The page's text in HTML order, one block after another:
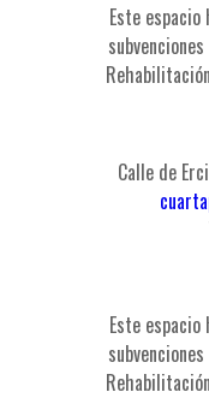
Este
Calle de
Este